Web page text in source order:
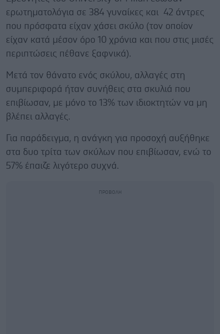
ερωτηματολόγια σε 384 γυναίκες και 42 άντρες
που πρόσφατα είχαν χάσει σκύλο (τον οποίον
είχαν κατά μέσον όρο 10 χρόνια και που στις μισές
περιπτώσεις πέθανε ξαφνικά).
Μετά τον θάνατο ενός σκύλου, αλλαγές στη
συμπεριφορά ήταν συνήθεις στα σκυλιά που
επιβίωσαν, με μόνο το 13% των ιδιοκτητών να μη
βλέπει αλλαγές.
Για παράδειγμα, η ανάγκη για προσοχή αυξήθηκε
στα δυο τρίτα των σκύλων που επιβίωσαν, ενώ το
57% έπαιζε λιγότερο συχνά.